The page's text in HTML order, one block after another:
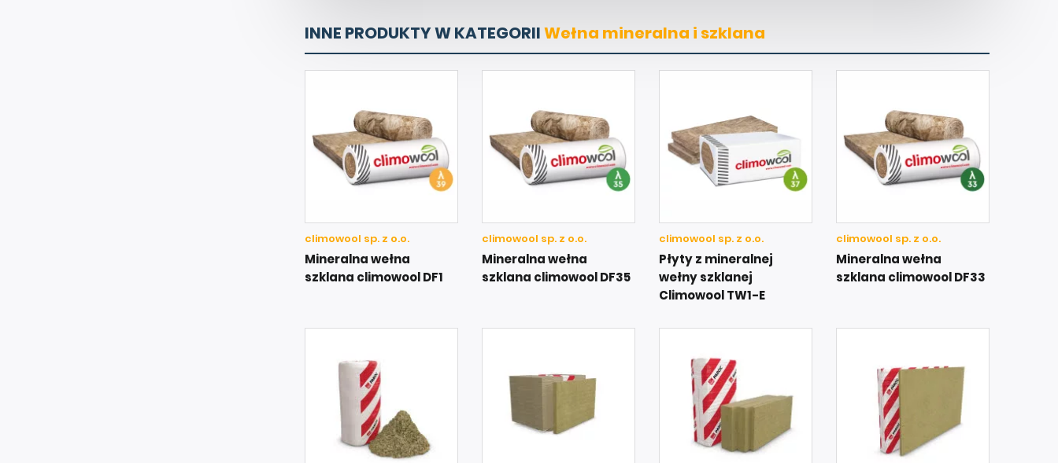
INNE PRODUKTY W KATEGORIIWełna mineralna i szklana
climowool sp. z o.o.
Mineralna wełna
szklana climowool DF1
climowool sp. z o.o.
Mineralna wełna
szklana climowool DF35
climowool sp. z o.o.
Płyty z mineralnej
wełny szklanej
Climowool TW1-E
climowool sp. z o.o.
Mineralna wełna
szklana climowool DF33